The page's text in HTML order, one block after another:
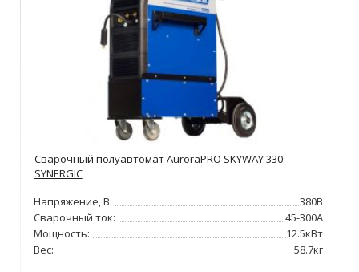
Сварочный полуавтомат AuroraPRO SKYWAY 330
SYNERGIC
Напряжение, В:
380В
Сварочный ток:
45-300А
Мощность:
12.5кВт
Вес:
58.7кг